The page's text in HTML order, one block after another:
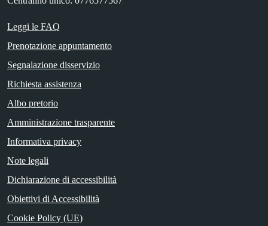
Leggi le FAQ
Prenotazione appuntamento
Segnalazione disservizio
Richiesta assistenza
Albo pretorio
Amministrazione trasparente
Informativa privacy
Note legali
Dichiarazione di accessibilità
Obiettivi di Accessibilità
Cookie Policy (UE)